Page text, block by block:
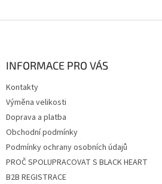
INFORMACE PRO VÁS
Kontakty
Výměna velikosti
Doprava a platba
Obchodní podmínky
Podmínky ochrany osobních údajů
PROČ SPOLUPRACOVAT S BLACK HEART
B2B REGISTRACE